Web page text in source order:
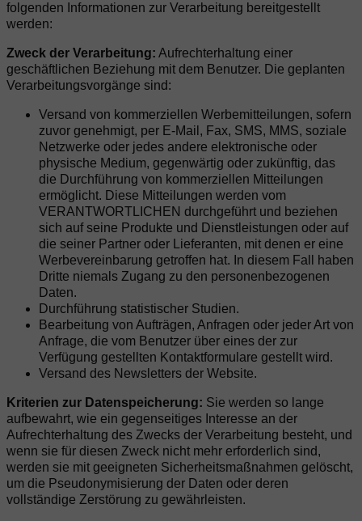
folgenden Informationen zur Verarbeitung bereitgestellt
werden:
Zweck der Verarbeitung: Aufrechterhaltung einer
geschäftlichen Beziehung mit dem Benutzer. Die geplanten
Verarbeitungsvorgänge sind:
Versand von kommerziellen Werbemitteilungen, sofern
zuvor genehmigt, per E-Mail, Fax, SMS, MMS, soziale
Netzwerke oder jedes andere elektronische oder
physische Medium, gegenwärtig oder zukünftig, das
die Durchführung von kommerziellen Mitteilungen
ermöglicht. Diese Mitteilungen werden vom
VERANTWORTLICHEN durchgeführt und beziehen
sich auf seine Produkte und Dienstleistungen oder auf
die seiner Partner oder Lieferanten, mit denen er eine
Werbevereinbarung getroffen hat. In diesem Fall haben
Dritte niemals Zugang zu den personenbezogenen
Daten.
Durchführung statistischer Studien.
Bearbeitung von Aufträgen, Anfragen oder jeder Art von
Anfrage, die vom Benutzer über eines der zur
Verfügung gestellten Kontaktformulare gestellt wird.
Versand des Newsletters der Website.
Kriterien zur Datenspeicherung: Sie werden so lange
aufbewahrt, wie ein gegenseitiges Interesse an der
Aufrechterhaltung des Zwecks der Verarbeitung besteht, und
wenn sie für diesen Zweck nicht mehr erforderlich sind,
werden sie mit geeigneten Sicherheitsmaßnahmen gelöscht,
um die Pseudonymisierung der Daten oder deren
vollständige Zerstörung zu gewährleisten.